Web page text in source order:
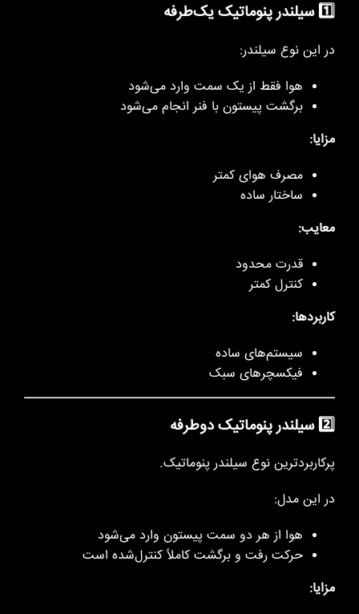
1️⃣ سیلندر پنوماتیک یک‌طرفه
در این نوع سیلندر:
هوا فقط از یک سمت وارد می‌شود
برگشت پیستون با فنر انجام می‌شود
مزایا:
مصرف هوای کمتر
ساختار ساده
معایب:
قدرت محدود
کنترل کمتر
کاربردها:
سیستم‌های ساده
فیکسچرهای سبک
2️⃣ سیلندر پنوماتیک دوطرفه
پرکاربردترین نوع سیلندر پنوماتیک.
در این مدل:
هوا از هر دو سمت پیستون وارد می‌شود
حرکت رفت و برگشت کاملاً کنترل‌شده است
مزایا: